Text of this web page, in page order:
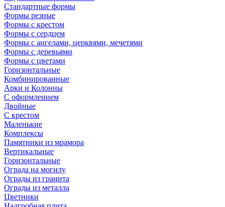
Стандартные формы
Формы резные
Формы с крестом
Формы с сердцем
Формы с ангелами, церквями, мечетями
Формы с деревьями
Формы с цветами
Горизонтальные
Комбинированные
Арки и Колонны
С оформлением
Двойные
С крестом
Маленькие
Комплексы
Памятники из мрамора
Вертикальные
Горизонтальные
Ограда на могилу
Ограды из гранита
Ограды из металла
Цветники